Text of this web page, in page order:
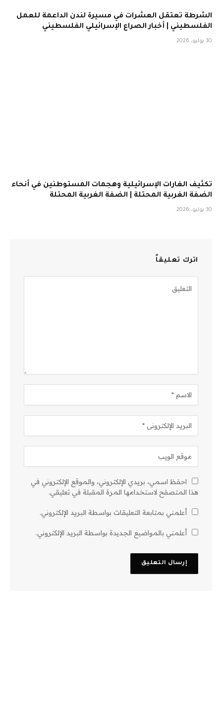
الشرطة تعتقل العشرات في مسيرة لندن الداعمة للعمل
الفلسطيني | أخبار الصراع الإسرائيلي الفلسطيني
30 يوليو، 2026
تكثيف الغارات الإسرائيلية وهجمات المستوطنين في أنحاء
الضفة الغربية المحتلة | الضفة الغربية المحتلة
30 يوليو، 2026
اترك تعليقاً
احفظ اسمي، بريدي الإلكتروني، والموقع الإلكتروني في
هذا المتصفح لاستخدامها المرة المقبلة في تعليقي.
أعلمني بمتابعة التعليقات بواسطة البريد الإلكتروني.
أعلمني بالمواضيع الجديدة بواسطة البريد الإلكتروني.